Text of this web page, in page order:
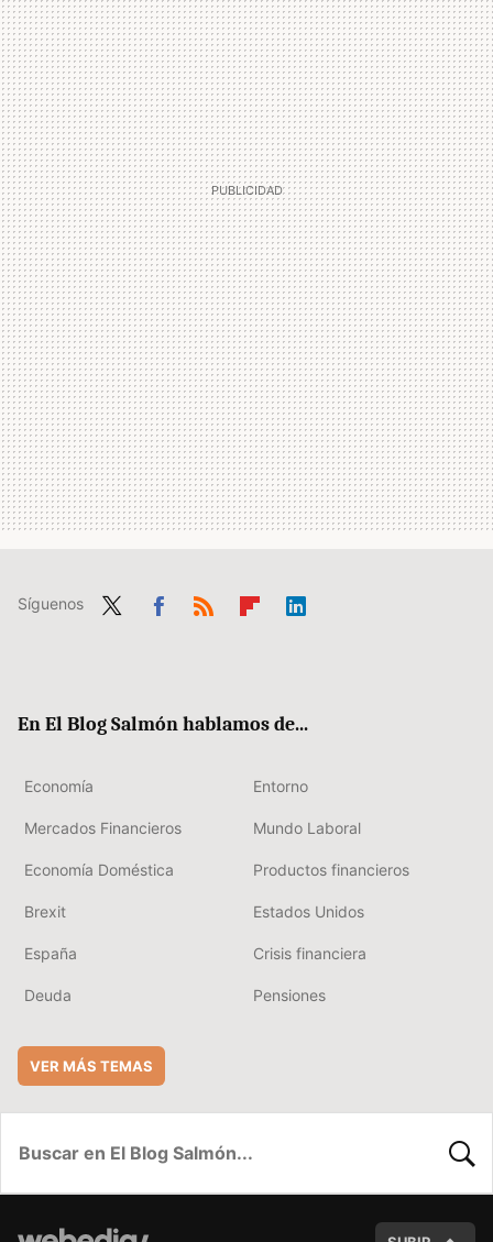
Síguenos
En El Blog Salmón hablamos de...
Economía Entorno
Mercados Financieros Mundo Laboral
Economía Doméstica Productos financieros
Brexit Estados Unidos
España Crisis financiera
Deuda Pensiones
VER MÁS TEMAS